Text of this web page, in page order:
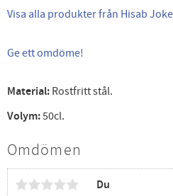
Visa alla produkter från Hisab
Ge ett omdöme!
Material: Rostfritt stål.
Volym:50cl.
Omdömen
Du